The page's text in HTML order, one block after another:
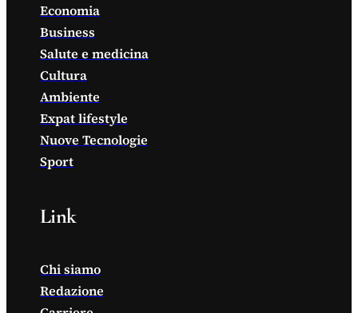
Economia
Business
Salute e medicina
Cultura
Ambiente
Expat lifestyle
Nuove Tecnologie
Sport
Link
Chi siamo
Redazione